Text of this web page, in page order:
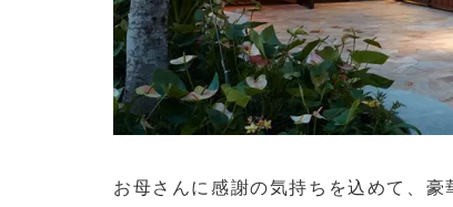
お母さんに感謝の気持ちを込めて、